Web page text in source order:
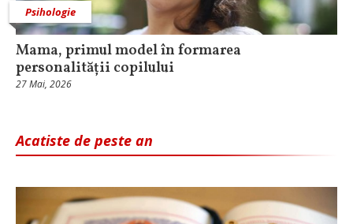
Psihologie
Mama, primul model în formarea
personalității copilului
27 Mai, 2026
Acatiste de peste an